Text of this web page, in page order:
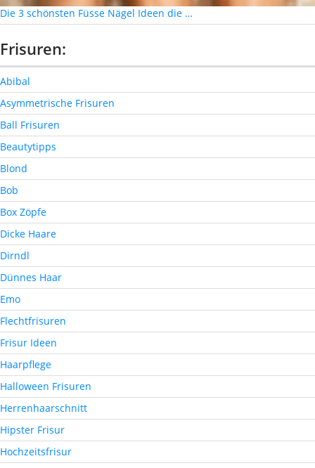
Die 3 schönsten Füsse Nägel Ideen die …
Frisuren:
Abibal
Asymmetrische Frisuren
Ball Frisuren
Beautytipps
Blond
Bob
Box Zöpfe
Dicke Haare
Dirndl
Dünnes Haar
Emo
Flechtfrisuren
Frisur Ideen
Haarpflege
Halloween Frisuren
Herrenhaarschnitt
Hipster Frisur
Hochzeitsfrisur